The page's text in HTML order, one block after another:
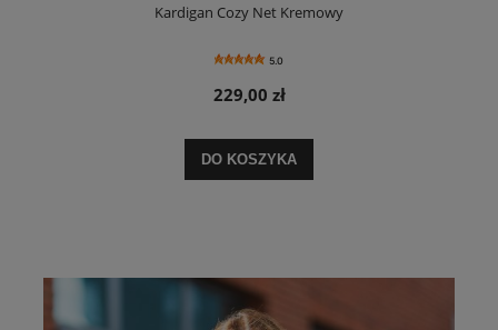
Kardigan Cozy Net Kremowy
5.0
229,00 zł
DO KOSZYKA